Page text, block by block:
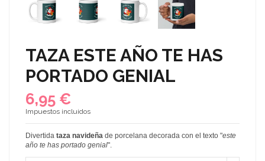
TAZA ESTE AÑO TE HAS
PORTADO GENIAL
6,95 €
Impuestos incluidos
Divertida taza navideña de porcelana decorada con el texto "este
año te has portado genial"